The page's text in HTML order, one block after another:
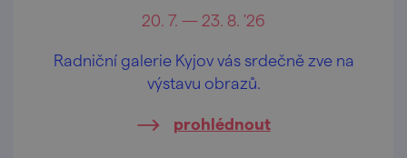
20. 7. — 23. 8. '26
Radniční galerie Kyjov vás srdečně zve na
výstavu obrazů.
prohlédnout